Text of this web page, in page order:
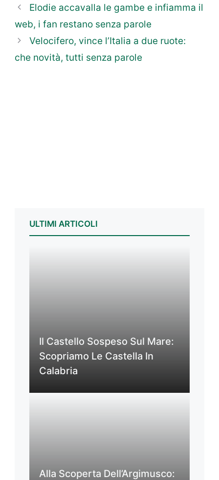
Elodie accavalla le gambe e infiamma il
web, i fan restano senza parole
Velocifero, vince l’Italia a due ruote:
che novità, tutti senza parole
ULTIMI ARTICOLI
Il Castello Sospeso Sul Mare:
Scopriamo Le Castella In
Calabria
Alla Scoperta Dell’Argimusco: